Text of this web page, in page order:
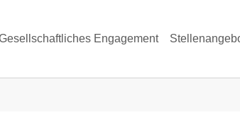
for "Für Erwachsene"
Engagement